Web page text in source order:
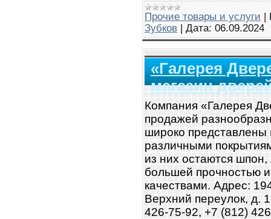
Прочие товары и услуги |
Зубков | Дата: 06.09.2024
«Галерея
магазин
Компания «Галерея
продажей
широко представлены
различными
из них остаются
большей прочностью
качествами. Адрес:
Верхний переулок, д.
426-75-92, +7 (812)